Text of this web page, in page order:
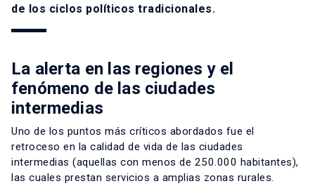
de los ciclos políticos tradicionales.
La alerta en las regiones y el
fenómeno de las ciudades
intermedias
Uno de los puntos más críticos abordados fue el
retroceso en la calidad de vida de las ciudades
intermedias (aquellas con menos de 250.000 habitantes),
las cuales prestan servicios a amplias zonas rurales.